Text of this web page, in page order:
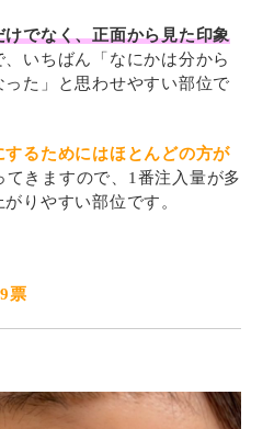
でなく、正面から見た印象
、いちばん「なにかは分から
た」と思わせやすい部位で
るためにはほとんどの方が
てきますので、1番注入量が多
りやすい部位です。
票